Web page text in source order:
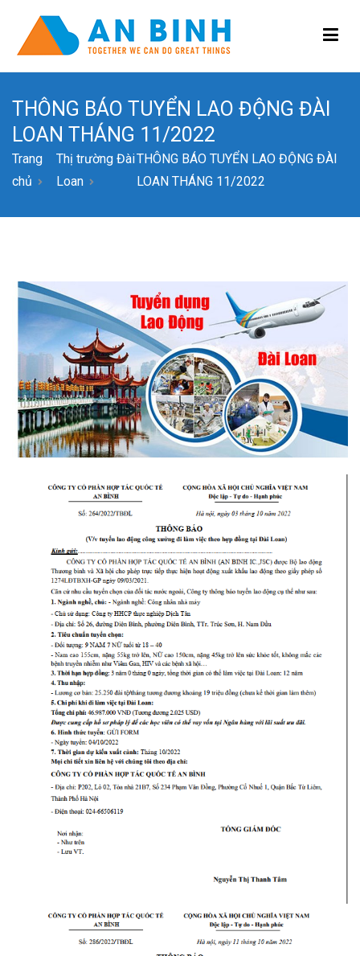
CÔNG TY CỔ PHẦN HỢP TÁC QUỐC TẾ AN
BÌNH
THÔNG BÁO TUYỂN LAO ĐỘNG ĐÀI
LOAN THÁNG 11/2022
Trang
chủ
Thị trường Đài
Loan
THÔNG BÁO TUYỂN LAO ĐỘNG ĐÀI
LOAN THÁNG 11/2022